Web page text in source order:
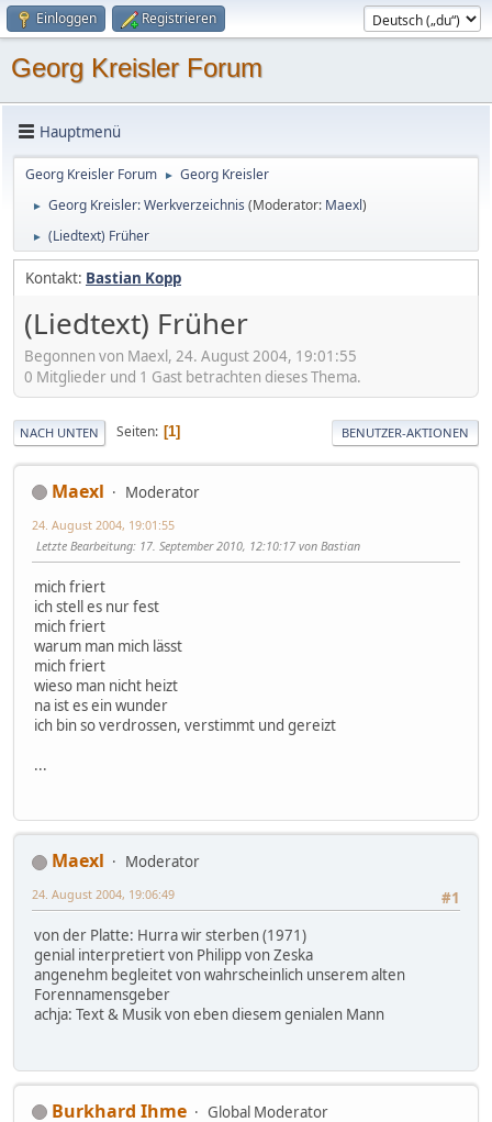
Einloggen Registrieren
Georg Kreisler Forum
Hauptmenü
Georg Kreisler Forum ► Georg Kreisler
► Georg Kreisler: Werkverzeichnis (Moderator: Maexl)
► (Liedtext) Früher
Kontakt: Bastian Kopp
(Liedtext) Früher
Begonnen von Maexl, 24. August 2004, 19:01:55
0 Mitglieder und 1 Gast betrachten dieses Thema.
NACH UNTEN Seiten 1 BENUTZER-AKTIONEN
Maexl Moderator
24. August 2004, 19:01:55
Letzte Bearbeitung: 17. September 2010, 12:10:17 von Bastian
mich friert
ich stell es nur fest
mich friert
warum man mich lässt
mich friert
wieso man nicht heizt
na ist es ein wunder
ich bin so verdrossen, verstimmt und gereizt
...
Maexl
Moderator
#1
24. August 2004, 19:06:49
von der Platte: Hurra wir sterben (1971)
genial interpretiert von Philipp von Zeska
angenehm begleitet von wahrscheinlich unserem alten
Forennamensgeber
achja: Text & Musik von eben diesem genialen Mann
Burkhard Ihme
Global Moderator